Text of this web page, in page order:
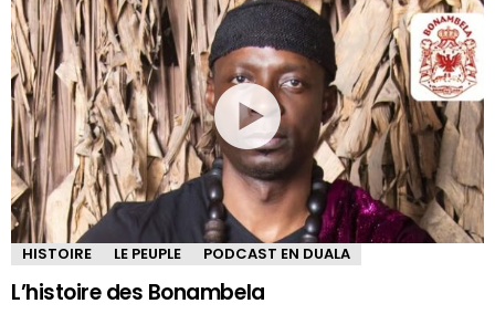
HISTOIRE LE PEUPLE PODCAST EN DUALA
L’histoire des Bonambela